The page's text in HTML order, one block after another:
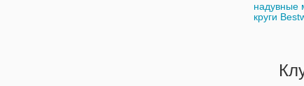
надувные
круги